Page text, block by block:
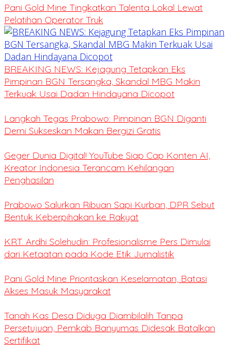
Pani Gold Mine Tingkatkan Talenta Lokal Lewat
Pelatihan Operator Truk
BREAKING NEWS: Kejagung Tetapkan Eks
Pimpinan BGN Tersangka, Skandal MBG Makin
Terkuak Usai Dadan Hindayana Dicopot
Langkah Tegas Prabowo: Pimpinan BGN Diganti
Demi Sukseskan Makan Bergizi Gratis
Geger Dunia Digital! YouTube Siap Cap Konten AI,
Kreator Indonesia Terancam Kehilangan
Penghasilan
Prabowo Salurkan Ribuan Sapi Kurban, DPR Sebut
Bentuk Keberpihakan ke Rakyat
KRT. Ardhi Solehudin: Profesionalisme Pers Dimulai
dari Ketaatan pada Kode Etik Jurnalistik
Pani Gold Mine Prioritaskan Keselamatan, Batasi
Akses Masuk Masyarakat
Tanah Kas Desa Diduga Diambilalih Tanpa
Persetujuan, Pemkab Banyumas Didesak Batalkan
Sertifikat